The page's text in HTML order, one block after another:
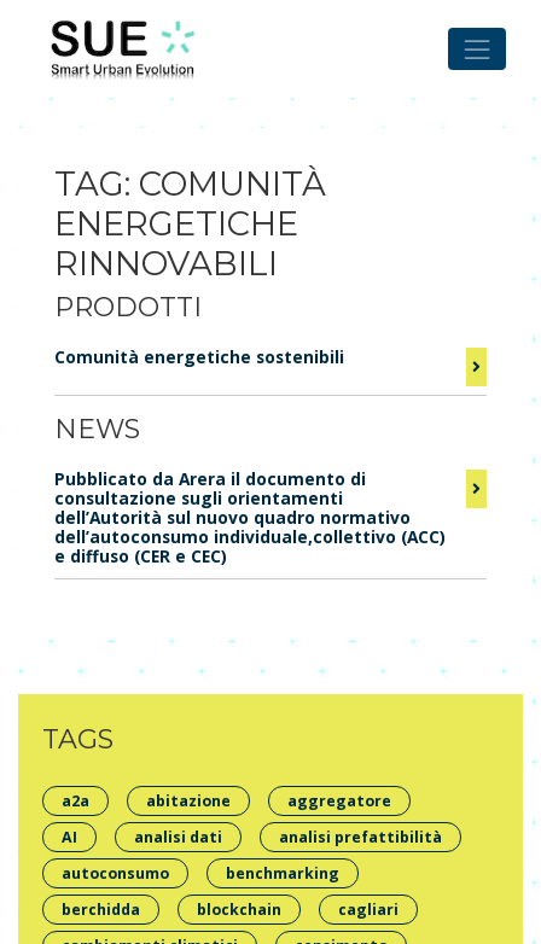
content
TAG: COMUNITÀ
ENERGETICHE
RINNOVABILI
PRODOTTI
Comunità energetiche sostenibili
NEWS
Pubblicato da Arera il documento di
consultazione sugli orientamenti
dell’Autorità sul nuovo quadro normativo
dell’autoconsumo individuale,collettivo (ACC)
e diffuso (CER e CEC)
TAGS
a2a abitazione
aggregatore
AI
analisi dati
analisi prefattibilità
autoconsumo
benchmarking
berchidda
blockchain
cagliari